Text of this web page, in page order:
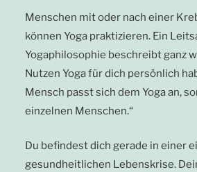
Menschen mit oder nach einer
können Yoga praktizieren. Ein
Yogaphilosophie beschreibt ganz
Nutzen Yoga für dich persönlich
Mensch passt sich dem Yoga an,
einzelnen Menschen.“
Du befindest dich gerade in einer
gesundheitlichen Lebenskrise.